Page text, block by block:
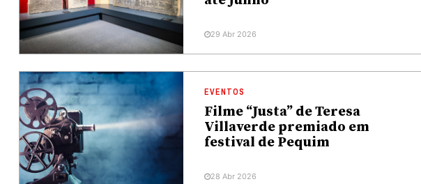
29 Abr 2026
EVENTOS
Filme “Justa” de Teresa
Villaverde premiado em
festival de Pequim
28 Abr 2026